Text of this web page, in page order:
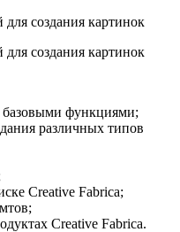
базовыми функциями;
различных типов
Creative Fabrica;
Creative Fabrica.